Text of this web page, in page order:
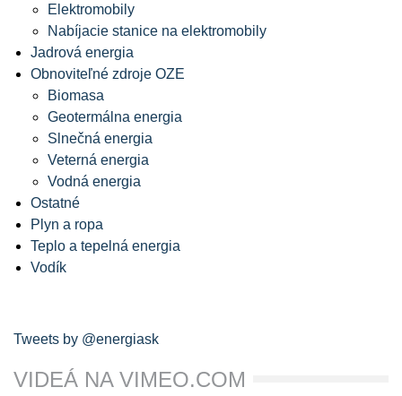
Elektromobily
Nabíjacie stanice na elektromobily
Jadrová energia
Obnoviteľné zdroje OZE
Biomasa
Geotermálna energia
Slnečná energia
Veterná energia
Vodná energia
Ostatné
Plyn a ropa
Teplo a tepelná energia
Vodík
Tweets by @energiask
VIDEÁ NA VIMEO.COM